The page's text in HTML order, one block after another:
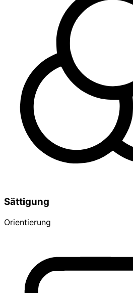
Sättigung
Orientierung